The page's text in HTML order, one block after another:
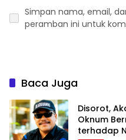
Simpan nama, email,
peramban ini untuk
Baca Juga
Disorot,
Oknum
terhadap